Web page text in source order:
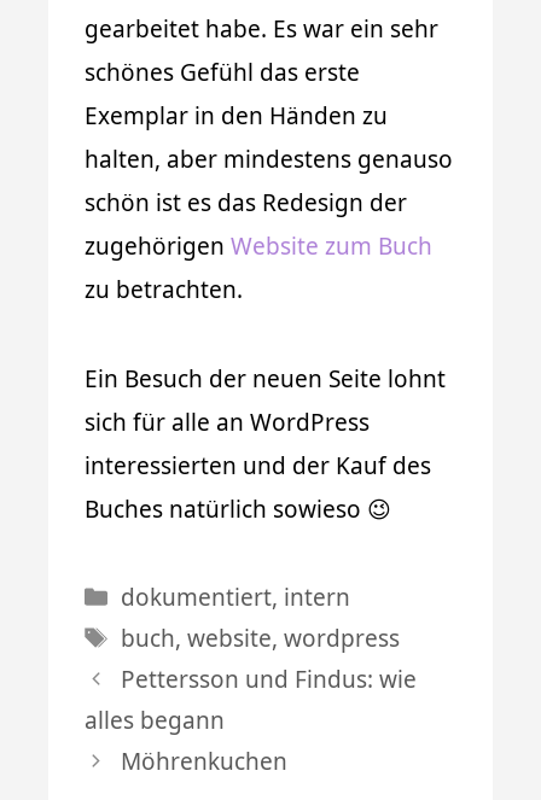
gearbeitet habe. Es war ein sehr
schönes Gefühl das erste
Exemplar in den Händen zu
halten, aber mindestens genauso
schön ist es das Redesign der
zugehörigen Website zum Buch
zu betrachten.
Ein Besuch der neuen Seite lohnt
sich für alle an WordPress
interessierten und der Kauf des
Buches natürlich sowieso 😉
Kategorien
dokumentiert, intern
Schlagwörter
buch,website,wordpress
Pettersson und Findus: wie
alles begann
Möhrenkuchen